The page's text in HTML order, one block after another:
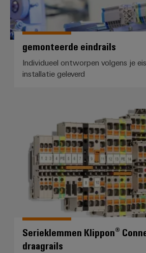
gemonteerde eindrails
Individueel ontworpen volgens je
installatie geleverd
Serieklemmen Klippon®
draagrails